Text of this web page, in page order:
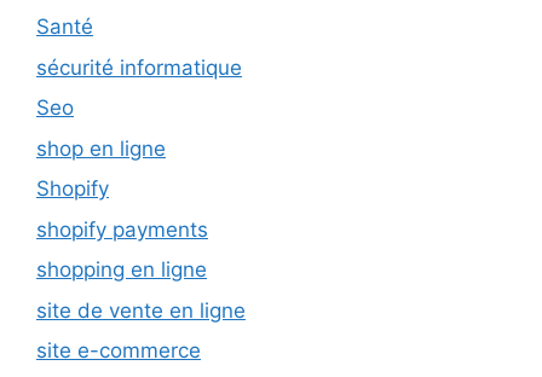
Santé
sécurité informatique
Seo
shop en ligne
Shopify
shopify payments
shopping en ligne
site de vente en ligne
site e-commerce